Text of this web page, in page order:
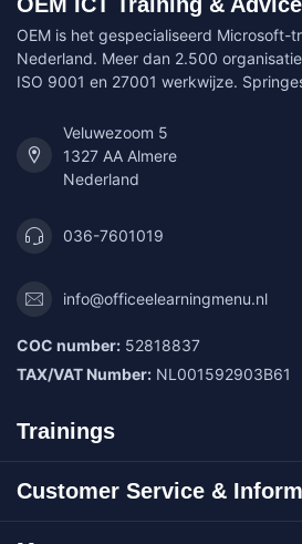
OEM is het gespecialiseerd Microsoft-
Nederland. Meer dan 2.500
ISO 9001 en 27001 werkwijze.
Veluwezoom 5
1327 AA Almere
Nederland
036-7601019
info@officeelearningmenu.nl
COC number: 52818837
TAX/VAT Number: NL001592903B61
Trainings
Customer Service &